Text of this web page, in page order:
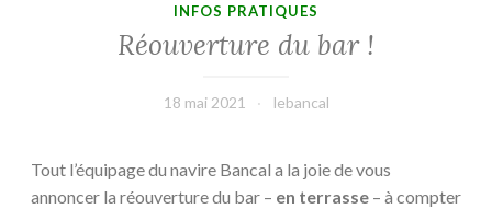
INFOS PRATIQUES
Réouverture du bar !
18 mai 2021 lebancal
Tout l’équipage du navire Bancal a la joie de vous
annoncer la réouverture du bar – en terrasse – à compter